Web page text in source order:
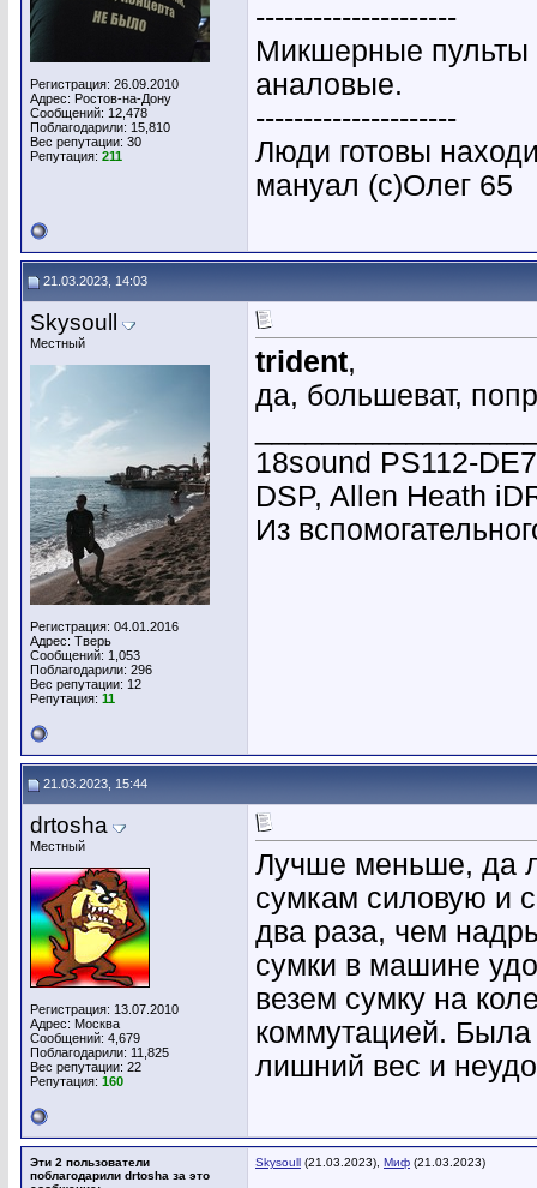
Регистрация: 26.09.2010
Адрес: Ростов-на-Дону
Сообщений: 12,478
Поблагодарили: 15,810
Вес репутации: 30
Репутация: 211
---------------------
Микшерные пульты
аналовые.
---------------------
Люди готовы
мануал (с)Олег 65
21.03.2023, 14:03
Skysoull
Местный
Регистрация: 04.01.2016
Адрес: Тверь
Сообщений: 1,053
Поблагодарили: 296
Вес репутации: 12
Репутация: 11
trident,
да, большеват,
18sound PS112-
DSP, Allen Heath
Из
21.03.2023, 15:44
drtosha
Местный
Регистрация: 13.07.2010
Адрес: Москва
Сообщений: 4,679
Поблагодарили: 11,825
Вес репутации: 22
Репутация: 160
Лучше меньше, да
сумкам силовую и
два раза, чем
сумки в машине
везем сумку на
коммутацией.
лишний вес и
Эти 2 пользователи
поблагодарили drtosha за это
Skysoull (21.03.2023), Миф (21.03.2023)